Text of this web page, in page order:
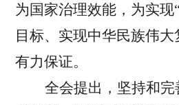
为国家治理效能，为实现
目标、实现中华民族伟
有力保证。
全会提出，坚持和